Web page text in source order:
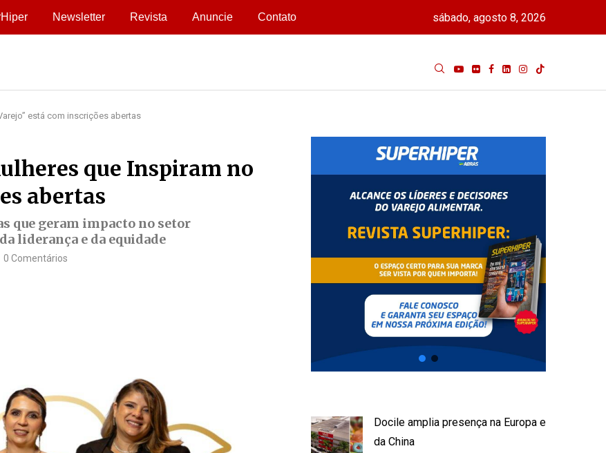
Newsletter Revista Anuncie Contato sábado, agosto 8, 2026
está com inscrições abertas
que Inspiram no
abertas
que geram impacto no setor
liderança e da equidade
0 Comentários
Docile amplia presença na Europa e
da China